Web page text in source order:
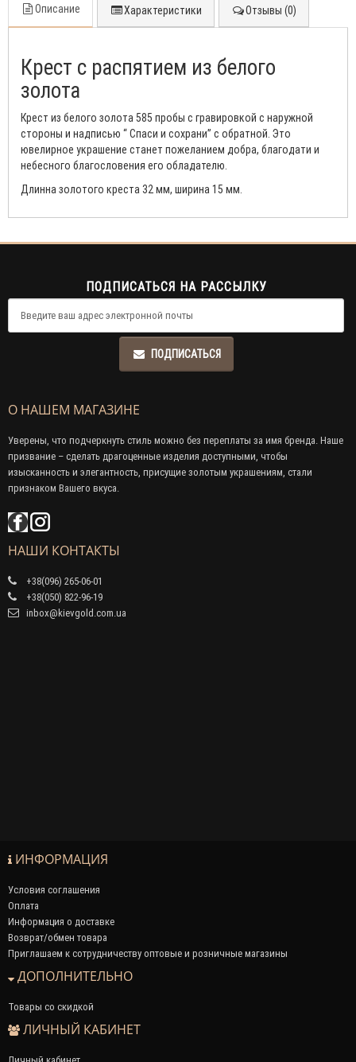
Описание Характеристики Отзывы (0)
Крест с распятием из белого
золота
Крест из белого золота 585 пробы с гравировкой с наружной
стороны и надписью “ Спаси и сохрани” с обратной. Это
ювелирное украшение станет пожеланием добра, благодати и
небесного благословения его обладателю.
Длинна золотого креста 32 мм, ширина 15 мм.
ПОДПИСАТЬСЯ НА РАССЫЛКУ
ПОДПИСАТЬСЯ
О НАШЕМ МАГАЗИНЕ
Уверены, что подчеркнуть стиль можно без переплаты за имя бренда. Наше
призвание – сделать драгоценные изделия доступными, чтобы
изысканность и элегантность, присущие золотым украшениям, стали
признаком Вашего вкуса.
НАШИ КОНТАКТЫ
+38(096) 265-06-01
+38(050) 822-96-19
inbox@kievgold.com.ua
ИНФОРМАЦИЯ
Условия соглашения
Оплата
Информация о доставке
Возврат/обмен товара
Приглашаем к сотрудничеству оптовые и розничные магазины
ДОПОЛНИТЕЛЬНО
Товары со скидкой
ЛИЧНЫЙ КАБИНЕТ